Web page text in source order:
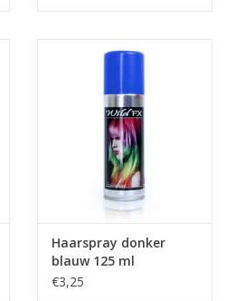
Haarspray donker
blauw 125 ml
€3,25